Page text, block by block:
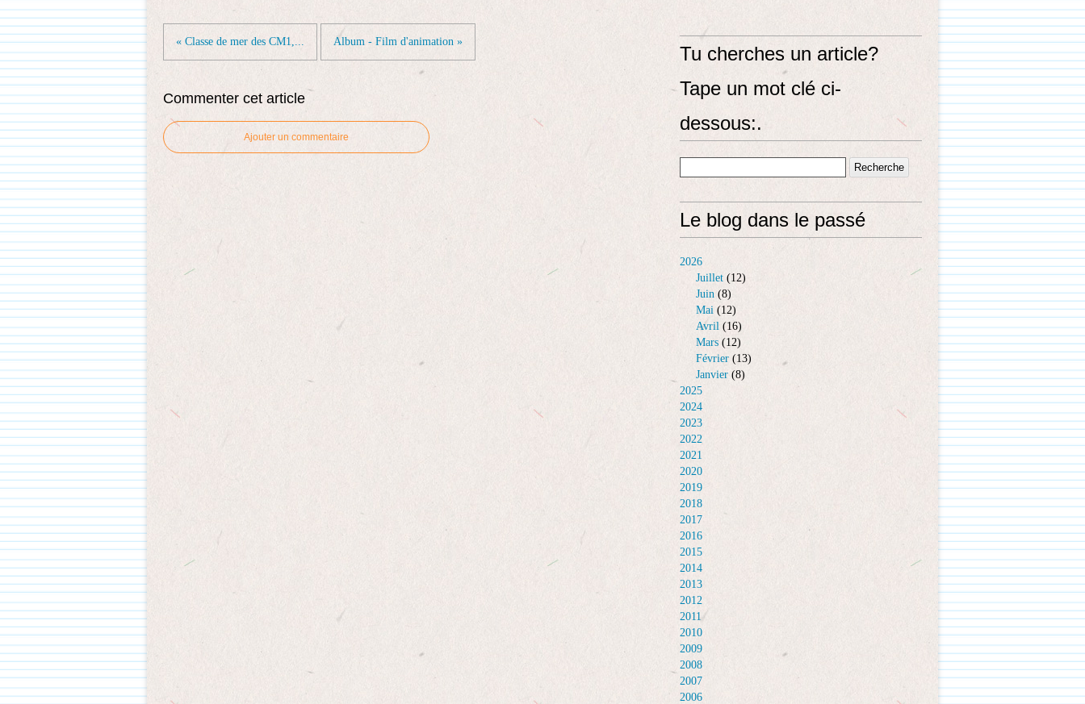
« Classe de mer des CM1,... Album - Film d'animation »
Commenter cet article
Ajouter un commentaire
Tu cherches un article?
Tape un mot clé ci-
dessous:.
Le blog dans le passé
2026
Juillet (12)
Juin (8)
Mai (12)
Avril (16)
Mars (12)
Février (13)
Janvier (8)
2025
2024
2023
2022
2021
2020
2019
2018
2017
2016
2015
2014
2013
2012
2011
2010
2009
2008
2007
2006